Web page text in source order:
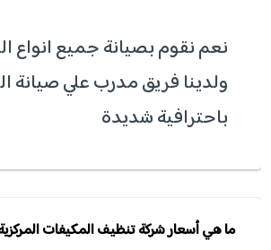
نعم نقوم بصيانة جميع انواع
ولدينا فريق مدرب علي صيانة
باحترافية شديدة
ما هي أسعار شركة تنظيف المكيفات